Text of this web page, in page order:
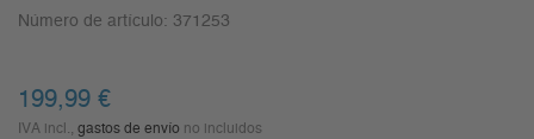
Número de artículo: 371253
199,99 €
IVA incl., gastos de envío no incluidos